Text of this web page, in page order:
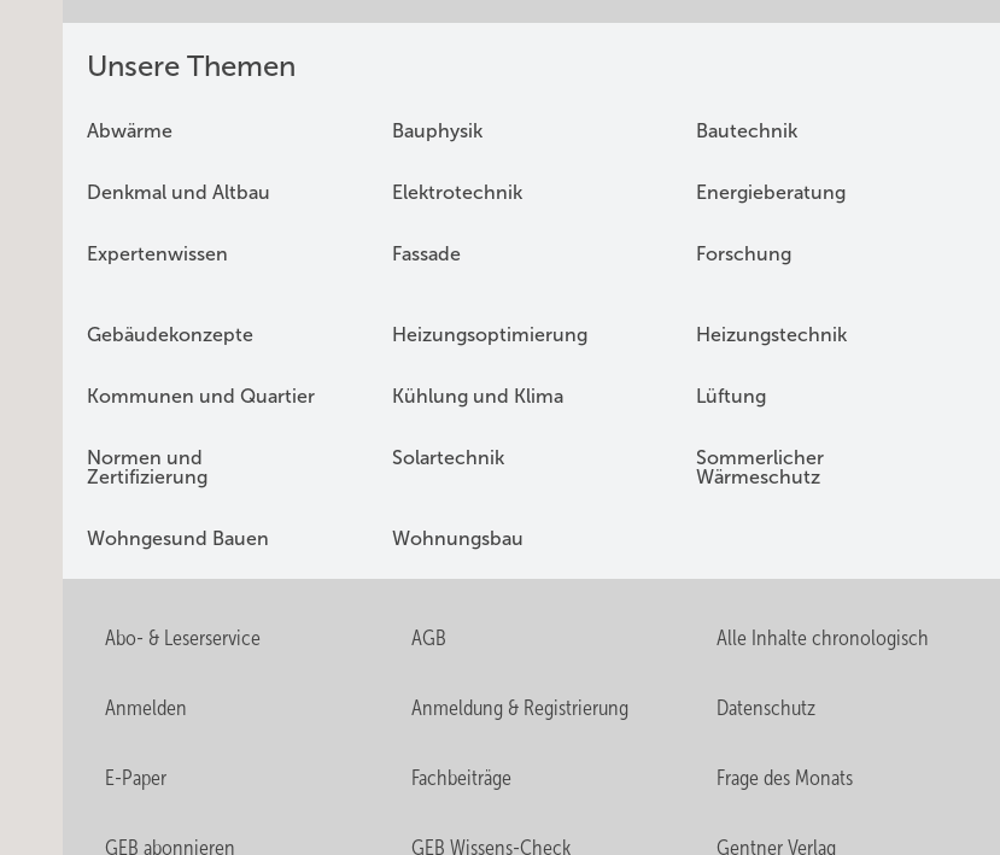
Unsere Themen
Abwärme Bauphysik Bautechnik
Denkmal und Altbau Elektrotechnik Energieberatung
Expertenwissen Fassade Forschung
Gebäudekonzepte Heizungsoptimierung Heizungstechnik
Kommunen und Quartier Kühlung und Klima Lüftung
Normen und
Zertifizierung
Solartechnik
Sommerlicher
Wärmeschutz
Wohngesund Bauen Wohnungsbau
Abo- & Leserservice AGB Alle Inhalte chronologisch
Anmelden Anmeldung & Registrierung Datenschutz
E-Paper Fachbeiträge Frage des Monats
GEB abonnieren GEB Wissens-Check Gentner Verlag